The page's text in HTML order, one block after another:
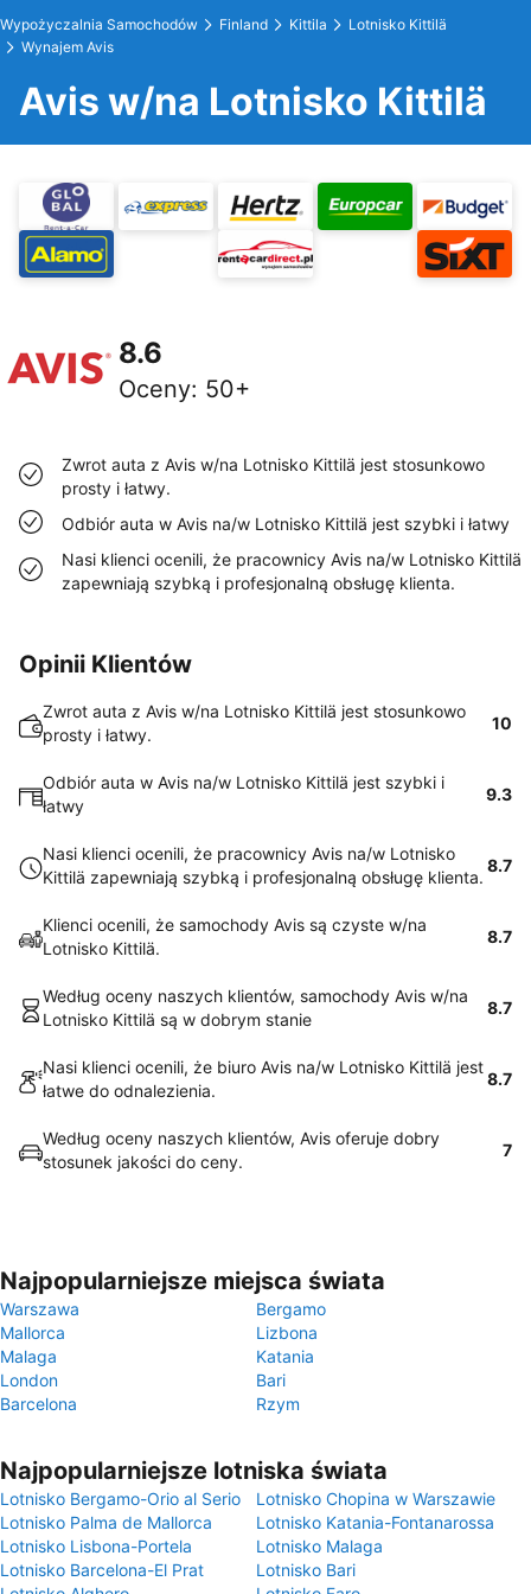
Wypożyczalnia Samochodów Finland Kittila
Lotnisko Kittilä
Wynajem Avis
Avis w/na Lotnisko Kittilä
8.6
Oceny: 50+
Zwrot auta z Avis w/na Lotnisko Kittilä jest stosunkowo
prosty i łatwy.
Odbiór auta w Avis na/w Lotnisko Kittilä jest szybki i łatwy
Nasi klienci ocenili, że pracownicy Avis na/w Lotnisko Kittilä
zapewniają szybką i profesjonalną obsługę klienta.
Opinii Klientów
Zwrot auta z Avis w/na Lotnisko Kittilä jest stosunkowo
prosty i łatwy.
10
Odbiór auta w Avis na/w Lotnisko Kittilä jest szybki i
łatwy
9.3
Nasi klienci ocenili, że pracownicy Avis na/w Lotnisko
Kittilä zapewniają szybką i profesjonalną obsługę klienta.
8.7
Klienci ocenili, że samochody Avis są czyste w/na
Lotnisko Kittilä.
8.7
Według oceny naszych klientów, samochody Avis w/na
Lotnisko Kittilä są w dobrym stanie
8.7
Nasi klienci ocenili, że biuro Avis na/w Lotnisko Kittilä jest
łatwe do odnalezienia.
8.7
Według oceny naszych klientów, Avis oferuje dobry
stosunek jakości do ceny.
7
Najpopularniejsze miejsca świata
Warszawa
Bergamo
Mallorca
Lizbona
Malaga
Katania
London
Bari
Barcelona
Rzym
Najpopularniejsze lotniska świata
Lotnisko Bergamo-Orio al Serio
Lotnisko Chopina w Warszawie
Lotnisko Palma de Mallorca
Lotnisko Katania-Fontanarossa
Lotnisko Lisbona-Portela
Lotnisko Malaga
Lotnisko Barcelona-El Prat
Lotnisko Bari